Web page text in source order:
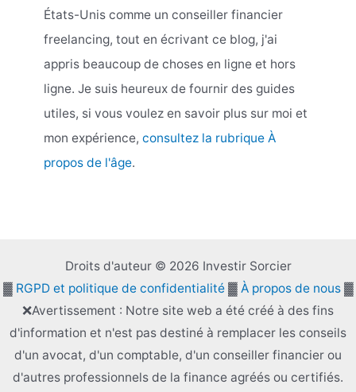
États-Unis comme un conseiller financier
freelancing, tout en écrivant ce blog, j'ai
appris beaucoup de choses en ligne et hors
ligne. Je suis heureux de fournir des guides
utiles, si vous voulez en savoir plus sur moi et
mon expérience, consultez la rubrique À
propos de l'âge.
Droits d'auteur © 2026 Investir Sorcier
▓ RGPD et politique de confidentialité▓ À propos de nous▓
❌Avertissement : Notre site web a été créé à des fins
d'information et n'est pas destiné à remplacer les conseils
d'un avocat, d'un comptable, d'un conseiller financier ou
d'autres professionnels de la finance agréés ou certifiés.